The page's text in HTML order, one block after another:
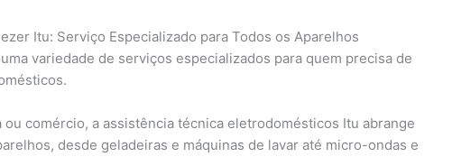
Itu: Serviço Especializado para Todos os Aparelhos
variedade de serviços especializados para quem precisa de
ou comércio, a assistência técnica eletrodomésticos Itu abrange
desde geladeiras e máquinas de lavar até micro-ondas e